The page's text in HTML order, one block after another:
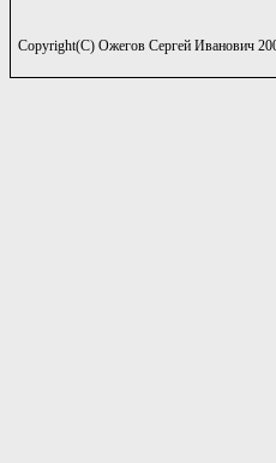
Copyright(C) Ожегов Сергей Иванович